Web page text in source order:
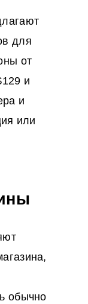
для
от
и
и
или
обычно